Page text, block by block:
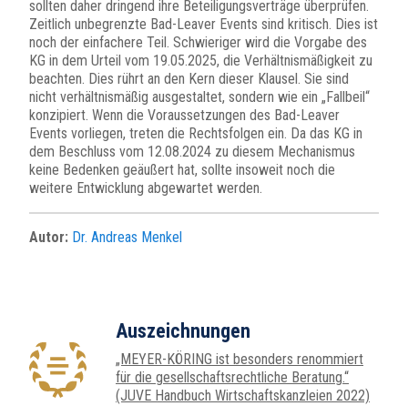
sollten daher dringend ihre Beteiligungsverträge überprüfen.
Zeitlich unbegrenzte Bad-Leaver Events sind kritisch. Dies ist
noch der einfachere Teil. Schwieriger wird die Vorgabe des
KG in dem Urteil vom 19.05.2025, die Verhältnismäßigkeit zu
beachten. Dies rührt an den Kern dieser Klausel. Sie sind
nicht verhältnismäßig ausgestaltet, sondern wie ein „Fallbeil“
konzipiert. Wenn die Voraussetzungen des Bad-Leaver
Events vorliegen, treten die Rechtsfolgen ein. Da das KG in
dem Beschluss vom 12.08.2024 zu diesem Mechanismus
keine Bedenken geäußert hat, sollte insoweit noch die
weitere Entwicklung abgewartet werden.
Autor: Dr. Andreas Menkel
Auszeichnungen
„MEYER-KÖRING ist besonders renommiert
für die gesellschaftsrechtliche Beratung.“
(JUVE Handbuch Wirtschaftskanzleien 2022)